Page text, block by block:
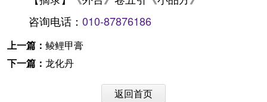
咨询电话： 010-87876186
上一篇： 鲮鲤甲膏
下一篇： 龙化丹
返回首页